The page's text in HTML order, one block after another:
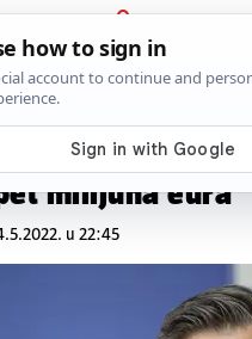
PRIJAVA
News
pomoć
milijuna eura
u 22:45